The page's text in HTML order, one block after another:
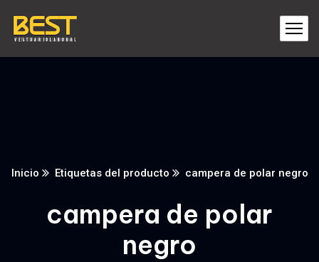
Inicio Etiquetas del producto campera de polar negro
campera de polar
negro